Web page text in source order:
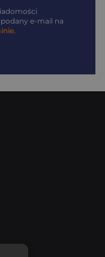
e-mail na
.